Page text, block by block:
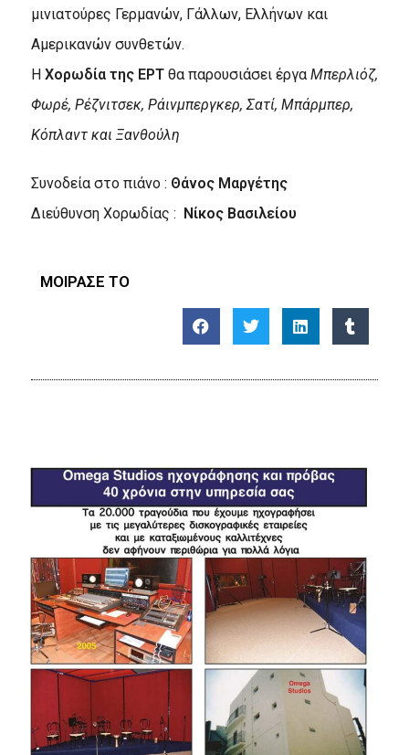
μινιατούρες Γερμανών, Γάλλων, Ελλήνων και
Αμερικανών συνθετών.
Η Χορωδία της ΕΡΤθα παρουσιάσει έργα Μπερλιόζ,
Φωρέ, Ρέζνιτσεκ, Ράινμπεργκερ, Σατί, Μπάρμπερ,
Κόπλαντ και Ξανθούλη
Συνοδεία στο πιάνο : Θάνος Μαργέτης
Διεύθυνση Χορωδίας : Νίκος Βασιλείου
ΜΟΙΡΑΣΕ ΤΟ